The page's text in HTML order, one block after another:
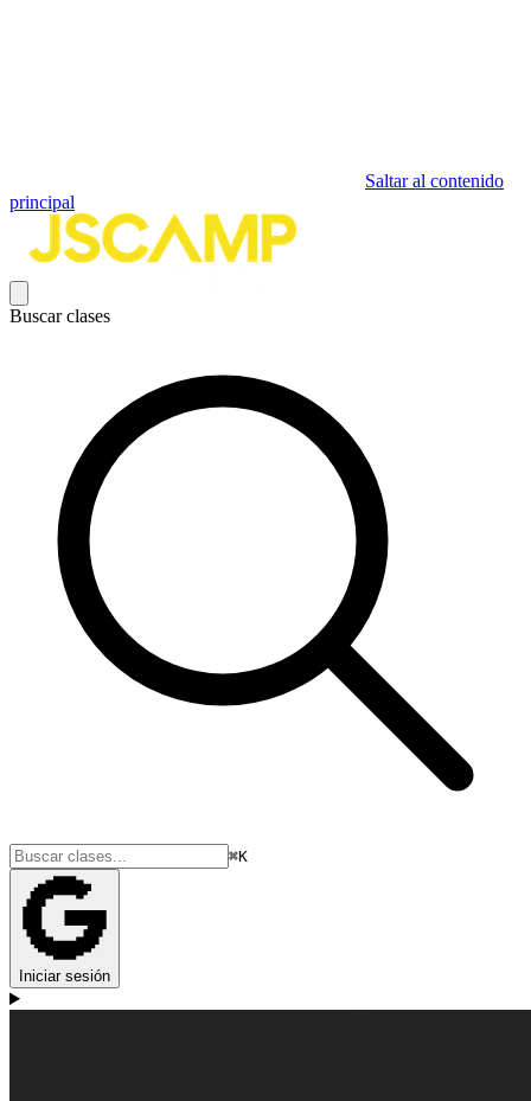
Saltar al contenido
principal
Buscar clases
⌘K
Iniciar sesión